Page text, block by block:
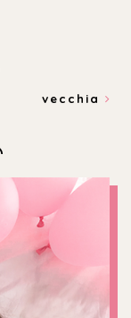
vecchia